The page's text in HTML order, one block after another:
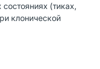
(тиках,
клонической